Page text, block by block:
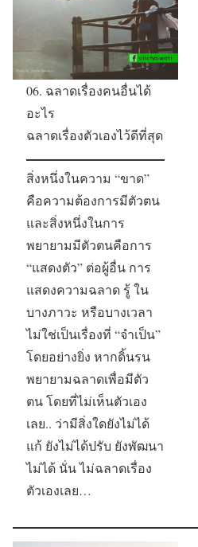
06. ฉลาดเรื่องคนอื่นได้
อะไร
ฉลาดเรื่องตัวเองไว้ดีที่สุด
สิ่งหนึ่งในความ “ขาด”
คือความต้องการมีตัวตน
และสิ่งหนึ่งในการ
พยายามมีตัวตนคือการ
“แสดงตัว” ต่อผู้อื่น การ
แสดงความฉลาด รู้ ใน
บางภาวะ หรือบางเวลา
ไม่ใช่เป็นเรื่องที่ “จำเป็น”
โดยอย่างยิ่ง หากดิ้นรน
พยายามฉลาดเพื่อมีตัว
ตน โดยที่ไม่เห็นตัวเอง
เลย.. ว่ามีสิ่งใดยังไม่ได้
แก้ ยังไม่ได้ปรับ ยังพัฒนา
ไม่ได้ นั่น ไม่ฉลาดเรื่อง
ตัวเองเลย…